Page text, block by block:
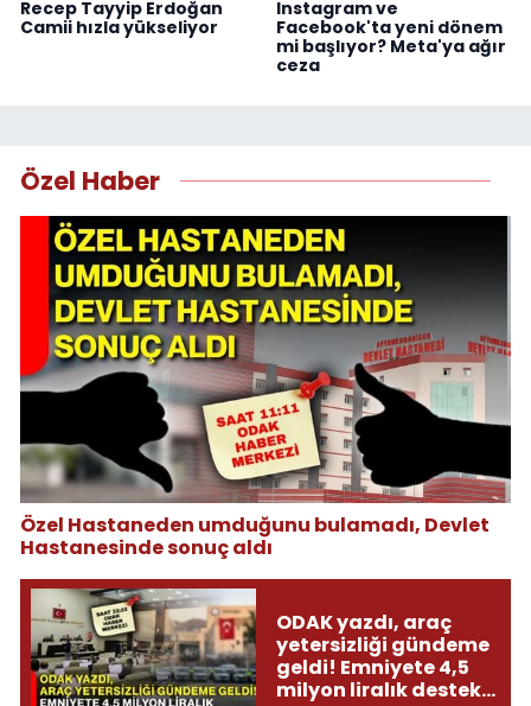
Recep Tayyip Erdoğan
Camii hızla yükseliyor
Instagram ve
Facebook'ta yeni dönem
mi başlıyor? Meta'ya ağır
ceza
Özel Haber
Özel Hastaneden umduğunu bulamadı, Devlet
Hastanesinde sonuç aldı
ODAK yazdı, araç
yetersizliği gündeme
geldi! Emniyete 4,5
milyon liralık destek